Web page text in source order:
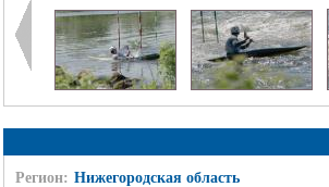
Регион: Нижегородская область